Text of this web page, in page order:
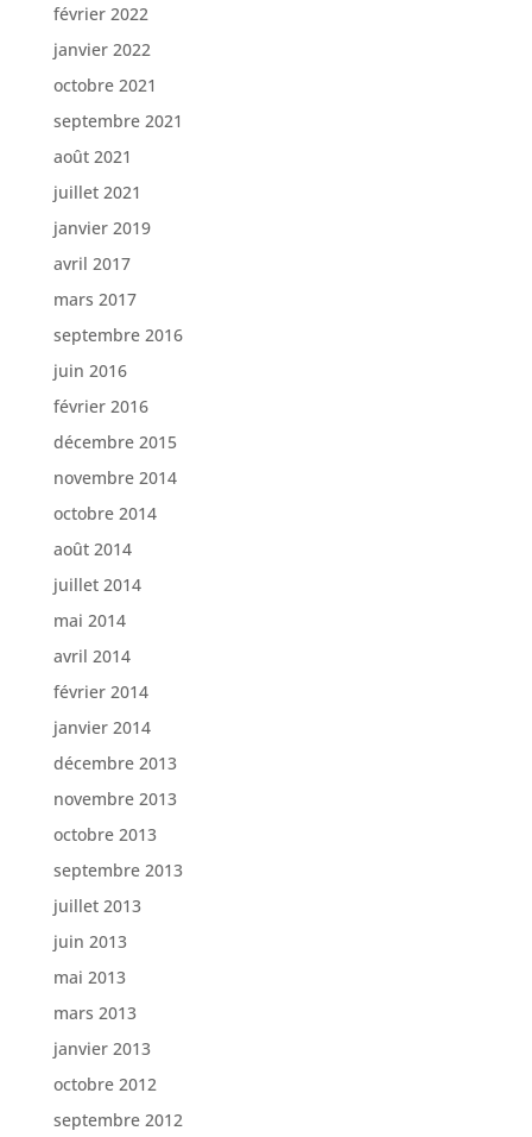
février 2022
janvier 2022
octobre 2021
septembre 2021
août 2021
juillet 2021
janvier 2019
avril 2017
mars 2017
septembre 2016
juin 2016
février 2016
décembre 2015
novembre 2014
octobre 2014
août 2014
juillet 2014
mai 2014
avril 2014
février 2014
janvier 2014
décembre 2013
novembre 2013
octobre 2013
septembre 2013
juillet 2013
juin 2013
mai 2013
mars 2013
janvier 2013
octobre 2012
septembre 2012